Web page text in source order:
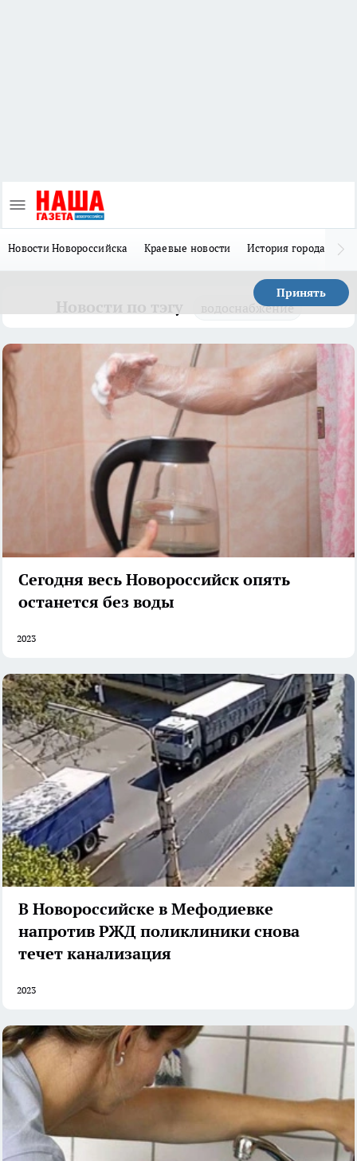
Новости Новороссийска Краевые новости История города Н
Принять
водоснабжение
Сегодня весь Новороссийск опять
останется без воды
2023
В Новороссийске в Мефодиевке
напротив РЖД поликлиники снова
течет канализация
2023